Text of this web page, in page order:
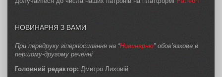
НОВИНАРНЯ З ВАМИ
При передруку гіперпосилання на “Новинарню” обов’язкове в
першому-другому реченні
Головний редактор: Дмитро Лиховій